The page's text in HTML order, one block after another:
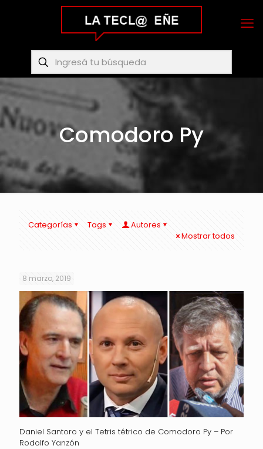
Comodoro Py
Categorías Tags
Autores
Mostrar todos
8 marzo, 2019
Daniel Santoro y el Tetris tétrico de Comodoro Py – Por
Rodolfo Yanzón